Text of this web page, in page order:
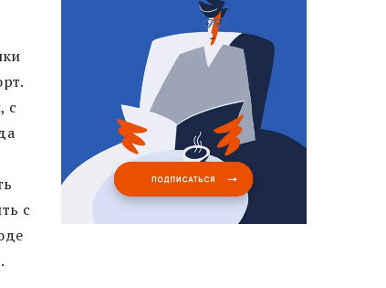
с
с